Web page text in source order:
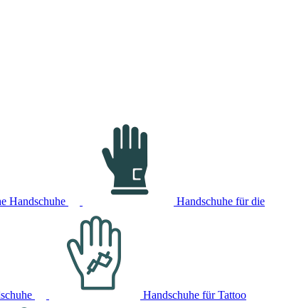
Handschuhe Handschuhe für die
Handschuhe für Tattoo